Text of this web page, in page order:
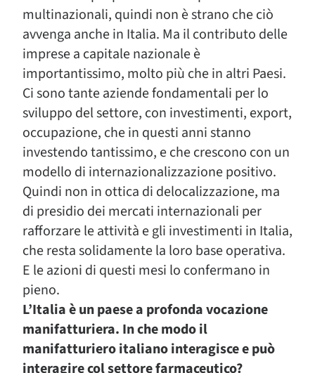
multinazionali, quindi non è strano che ciò
avvenga anche in Italia. Ma il contributo delle
imprese a capitale nazionale è
importantissimo, molto più che in altri Paesi.
Ci sono tante aziende fondamentali per lo
sviluppo del settore, con investimenti, export,
occupazione, che in questi anni stanno
investendo tantissimo, e che crescono con un
modello di internazionalizzazione positivo.
Quindi non in ottica di delocalizzazione, ma
di presidio dei mercati internazionali per
rafforzare le attività e gli investimenti in Italia,
che resta solidamente la loro base operativa.
E le azioni di questi mesi lo confermano in
pieno.
L’Italia è un paese a profonda vocazione
manifatturiera. In che modo il
manifatturiero italiano interagisce e può
interagire col settore farmaceutico?